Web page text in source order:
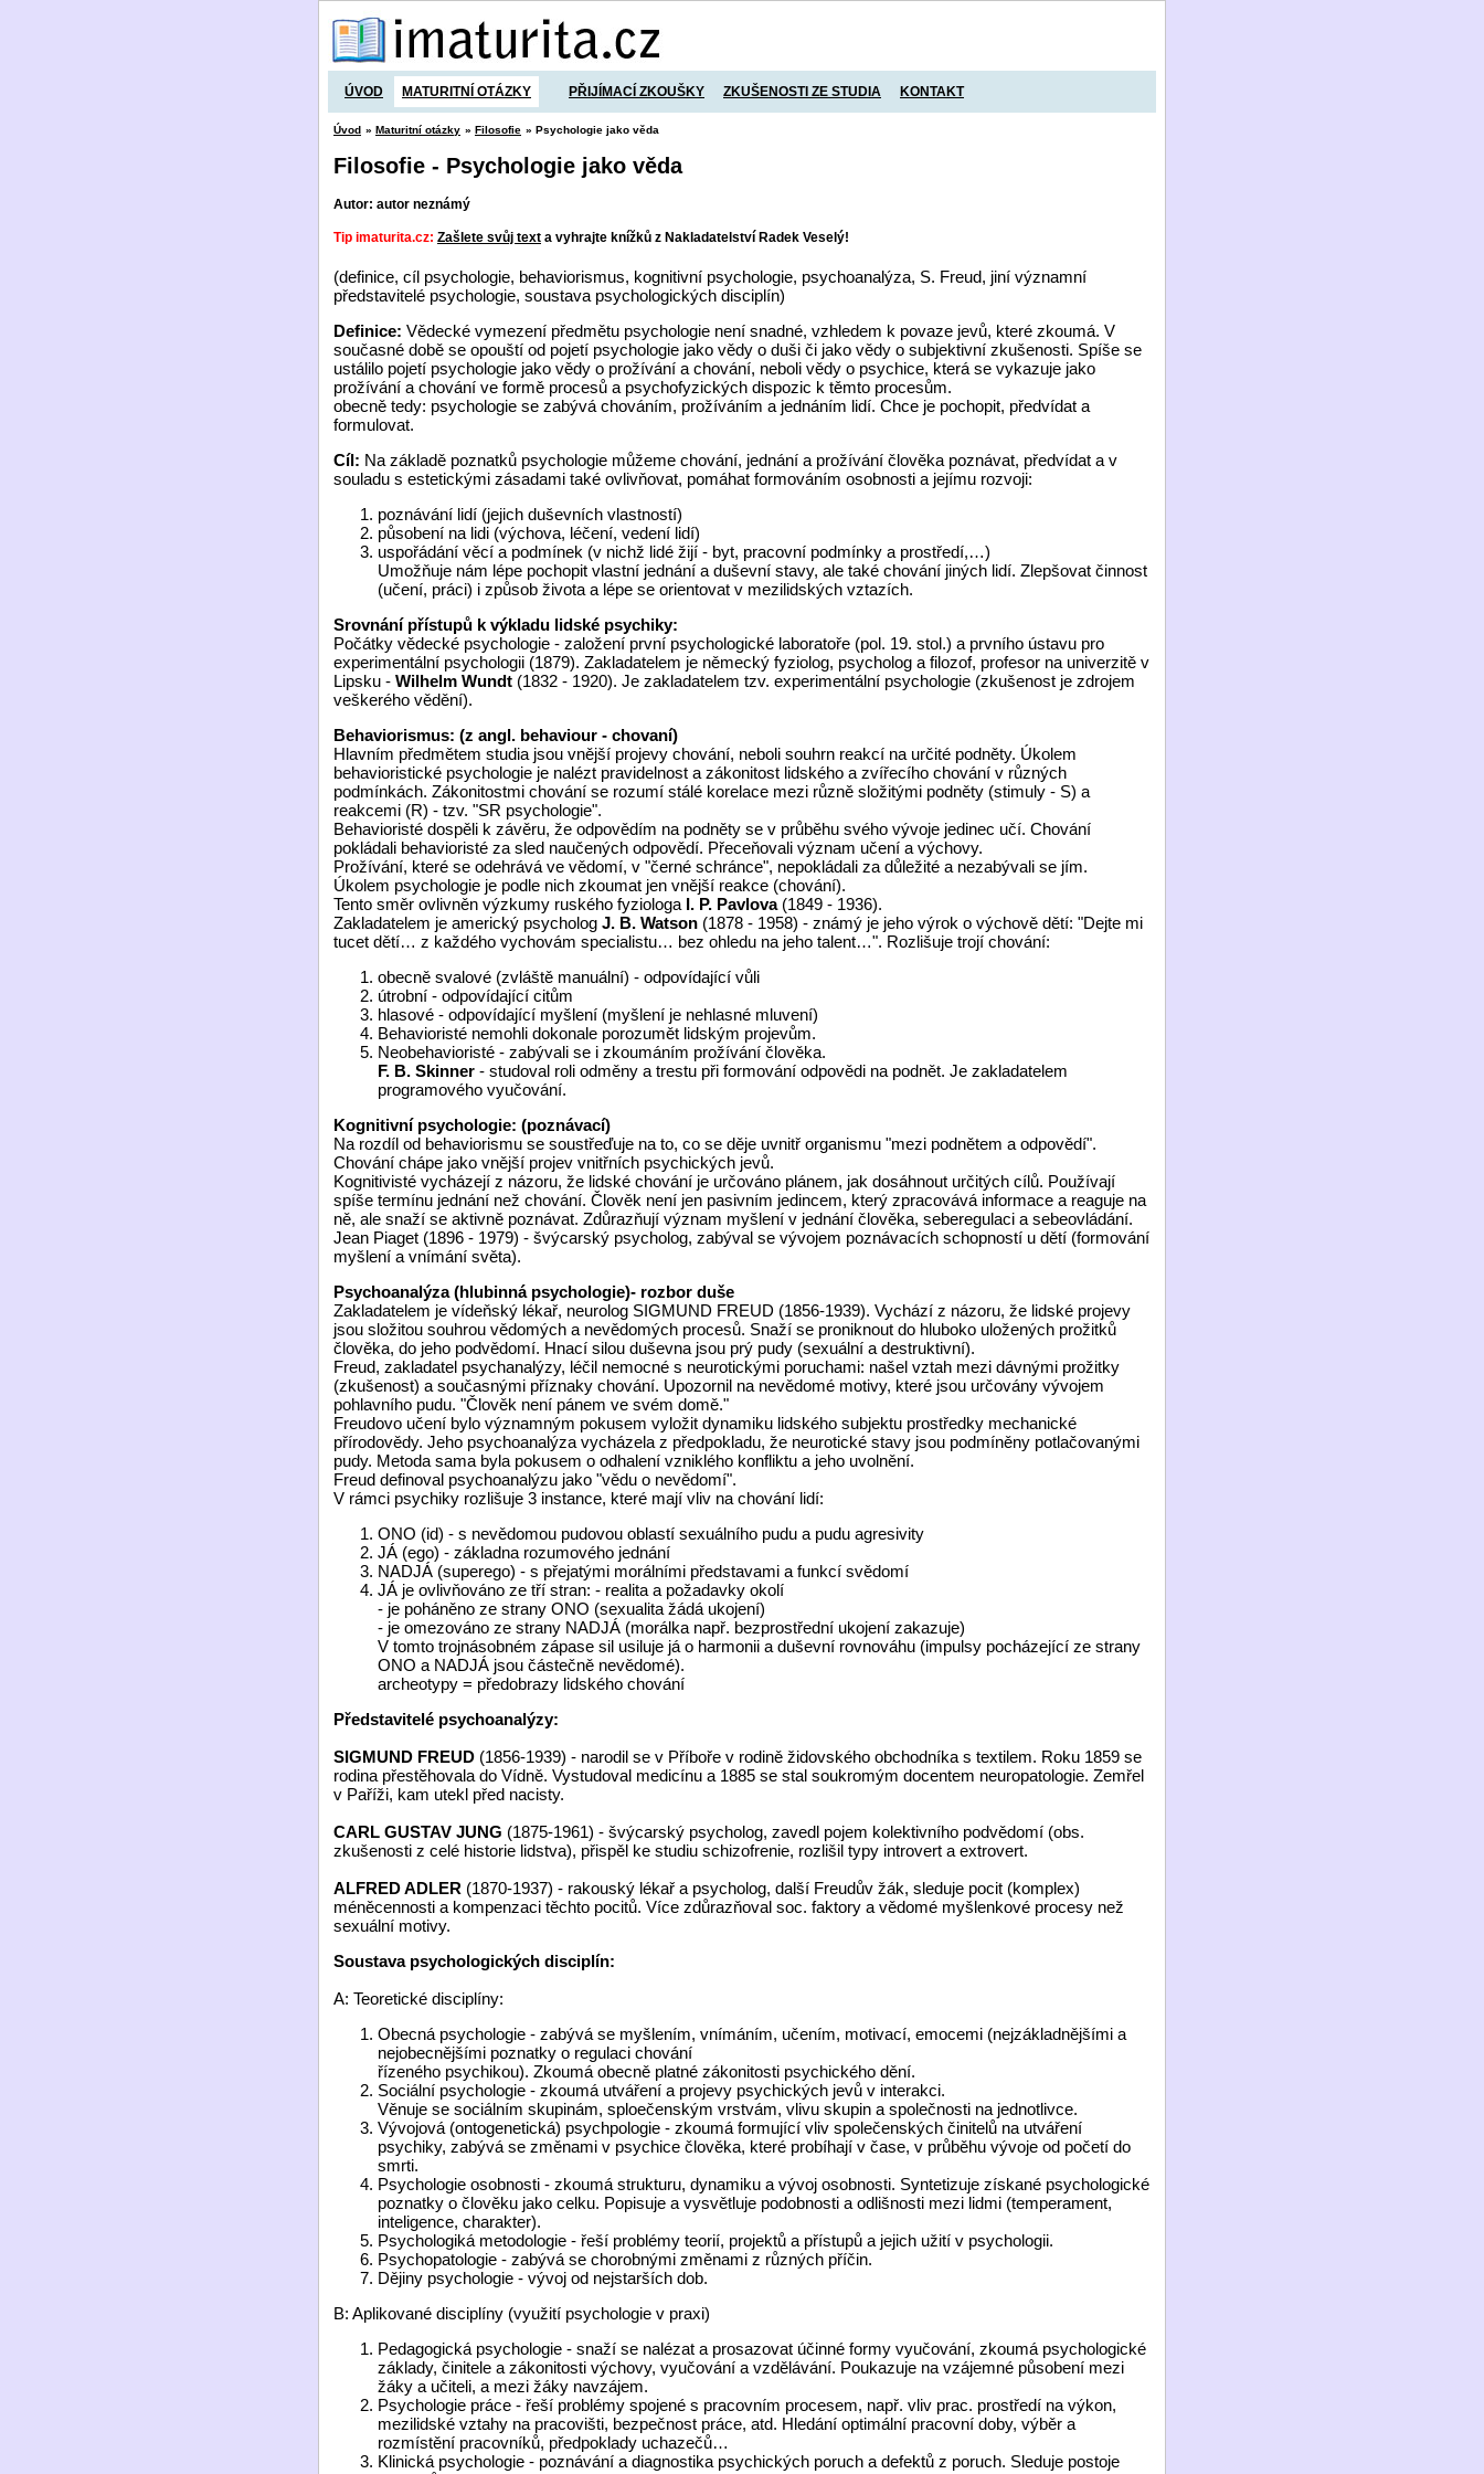
ÚVOD MATURITNÍ OTÁZKY PŘIJÍMACÍ ZKOUŠKY ZKUŠENOSTI ZE STUDIA KONTAKT
Úvod » Maturitní otázky » Filosofie » Psychologie jako věda
Filosofie - Psychologie jako věda
Autor: autor neznámý
Tip imaturita.cz: Zašlete svůj text a vyhrajte knížků z Nakladatelství Radek Veselý!
(definice, cíl psychologie, behaviorismus, kognitivní psychologie, psychoanalýza, S. Freud, jiní významní
představitelé psychologie, soustava psychologických disciplín)
Definice: Vědecké vymezení předmětu psychologie není snadné, vzhledem k povaze jevů, které zkoumá. V
současné době se opouští od pojetí psychologie jako vědy o duši či jako vědy o subjektivní zkušenosti. Spíše se
ustálilo pojetí psychologie jako vědy o prožívání a chování, neboli vědy o psychice, která se vykazuje jako
prožívání a chování ve formě procesů a psychofyzických dispozic k těmto procesům.
obecně tedy: psychologie se zabývá chováním, prožíváním a jednáním lidí. Chce je pochopit, předvídat a
formulovat.
Cíl: Na základě poznatků psychologie můžeme chování, jednání a prožívání člověka poznávat, předvídat a v
souladu s estetickými zásadami také ovlivňovat, pomáhat formováním osobnosti a jejímu rozvoji:
poznávání lidí (jejich duševních vlastností)
působení na lidi (výchova, léčení, vedení lidí)
uspořádání věcí a podmínek (v nichž lidé žijí - byt, pracovní podmínky a prostředí,…)
Umožňuje nám lépe pochopit vlastní jednání a duševní stavy, ale také chování jiných lidí. Zlepšovat činnost
(učení, práci) i způsob života a lépe se orientovat v mezilidských vztazích.
Srovnání přístupů k výkladu lidské psychiky:
Počátky vědecké psychologie - založení první psychologické laboratoře (pol. 19. stol.) a prvního ústavu pro
experimentální psychologii (1879). Zakladatelem je německý fyziolog, psycholog a filozof, profesor na univerzitě v
Lipsku - Wilhelm Wundt (1832 - 1920). Je zakladatelem tzv. experimentální psychologie (zkušenost je zdrojem
veškerého vědění).
Behaviorismus: (z angl. behaviour - chovaní)
Hlavním předmětem studia jsou vnější projevy chování, neboli souhrn reakcí na určité podněty. Úkolem
behavioristické psychologie je nalézt pravidelnost a zákonitost lidského a zvířecího chování v různých
podmínkách. Zákonitostmi chování se rozumí stálé korelace mezi různě složitými podněty (stimuly - S) a
reakcemi (R) - tzv. "SR psychologie".
Behavioristé dospěli k závěru, že odpovědím na podněty se v průběhu svého vývoje jedinec učí. Chování
pokládali behavioristé za sled naučených odpovědí. Přeceňovali význam učení a výchovy.
Prožívání, které se odehrává ve vědomí, v "černé schránce", nepokládali za důležité a nezabývali se jím.
Úkolem psychologie je podle nich zkoumat jen vnější reakce (chování).
Tento směr ovlivněn výzkumy ruského fyziologa I. P. Pavlova (1849 - 1936).
Zakladatelem je americký psycholog J. B. Watson (1878 - 1958) - známý je jeho výrok o výchově dětí: "Dejte mi
tucet dětí… z každého vychovám specialistu… bez ohledu na jeho talent…". Rozlišuje trojí chování:
obecně svalové (zvláště manuální) - odpovídající vůli
útrobní - odpovídající citům
hlasové - odpovídající myšlení (myšlení je nehlasné mluvení)
Behavioristé nemohli dokonale porozumět lidským projevům.
Neobehavioristé - zabývali se i zkoumáním prožívání člověka.
F. B. Skinner - studoval roli odměny a trestu při formování odpovědi na podnět. Je zakladatelem
programového vyučování.
Kognitivní psychologie: (poznávací)
Na rozdíl od behaviorismu se soustřeďuje na to, co se děje uvnitř organismu "mezi podnětem a odpovědí".
Chování chápe jako vnější projev vnitřních psychických jevů.
Kognitivisté vycházejí z názoru, že lidské chování je určováno plánem, jak dosáhnout určitých cílů. Používají
spíše termínu jednání než chování. Člověk není jen pasivním jedincem, který zpracovává informace a reaguje na
ně, ale snaží se aktivně poznávat. Zdůrazňují význam myšlení v jednání člověka, seberegulaci a sebeovládání.
Jean Piaget (1896 - 1979) - švýcarský psycholog, zabýval se vývojem poznávacích schopností u dětí (formování
myšlení a vnímání světa).
Psychoanalýza (hlubinná psychologie)- rozbor duše
Zakladatelem je vídeňský lékař, neurolog SIGMUND FREUD (1856-1939). Vychází z názoru, že lidské projevy
jsou složitou souhrou vědomých a nevědomých procesů. Snaží se proniknout do hluboko uložených prožitků
člověka, do jeho podvědomí. Hnací silou duševna jsou prý pudy (sexuální a destruktivní).
Freud, zakladatel psychanalýzy, léčil nemocné s neurotickými poruchami: našel vztah mezi dávnými prožitky
(zkušenost) a současnými příznaky chování. Upozornil na nevědomé motivy, které jsou určovány vývojem
pohlavního pudu. "Člověk není pánem ve svém domě."
Freudovo učení bylo významným pokusem vyložit dynamiku lidského subjektu prostředky mechanické
přírodovědy. Jeho psychoanalýza vycházela z předpokladu, že neurotické stavy jsou podmíněny potlačovanými
pudy. Metoda sama byla pokusem o odhalení vzniklého konfliktu a jeho uvolnění.
Freud definoval psychoanalýzu jako "vědu o nevědomí".
V rámci psychiky rozlišuje 3 instance, které mají vliv na chování lidí:
ONO (id) - s nevědomou pudovou oblastí sexuálního pudu a pudu agresivity
JÁ (ego) - základna rozumového jednání
NADJÁ (superego) - s přejatými morálními představami a funkcí svědomí
JÁ je ovlivňováno ze tří stran: - realita a požadavky okolí
- je poháněno ze strany ONO (sexualita žádá ukojení)
- je omezováno ze strany NADJÁ (morálka např. bezprostřední ukojení zakazuje)
V tomto trojnásobném zápase sil usiluje já o harmonii a duševní rovnováhu (impulsy pocházející ze strany
ONO a NADJÁ jsou částečně nevědomé).
archeotypy = předobrazy lidského chování
Představitelé psychoanalýzy:
SIGMUND FREUD (1856-1939) - narodil se v Příboře v rodině židovského obchodníka s textilem. Roku 1859 se
rodina přestěhovala do Vídně. Vystudoval medicínu a 1885 se stal soukromým docentem neuropatologie. Zemřel
v Paříži, kam utekl před nacisty.
CARL GUSTAV JUNG (1875-1961) - švýcarský psycholog, zavedl pojem kolektivního podvědomí (obs.
zkušenosti z celé historie lidstva), přispěl ke studiu schizofrenie, rozlišil typy introvert a extrovert.
ALFRED ADLER (1870-1937) - rakouský lékař a psycholog, další Freudův žák, sleduje pocit (komplex)
méněcennosti a kompenzaci těchto pocitů. Více zdůrazňoval soc. faktory a vědomé myšlenkové procesy než
sexuální motivy.
Soustava psychologických disciplín:
A: Teoretické disciplíny:
Obecná psychologie - zabývá se myšlením, vnímáním, učením, motivací, emocemi (nejzákladnějšími a
nejobecnějšími poznatky o regulaci chování
řízeného psychikou). Zkoumá obecně platné zákonitosti psychického dění.
Sociální psychologie - zkoumá utváření a projevy psychických jevů v interakci.
Věnuje se sociálním skupinám, sploečenským vrstvám, vlivu skupin a společnosti na jednotlivce.
Vývojová (ontogenetická) psychpologie - zkoumá formující vliv společenských činitelů na utváření
psychiky, zabývá se změnami v psychice člověka, které probíhají v čase, v průběhu vývoje od početí do
smrti.
Psychologie osobnosti - zkoumá strukturu, dynamiku a vývoj osobnosti. Syntetizuje získané psychologické
poznatky o člověku jako celku. Popisuje a vysvětluje podobnosti a odlišnosti mezi lidmi (temperament,
inteligence, charakter).
Psychologiká metodologie - řeší problémy teorií, projektů a přístupů a jejich užití v psychologii.
Psychopatologie - zabývá se chorobnými změnami z různých příčin.
Dějiny psychologie - vývoj od nejstarších dob.
B: Aplikované disciplíny (využití psychologie v praxi)
Pedagogická psychologie - snaží se nalézat a prosazovat účinné formy vyučování, zkoumá psychologické
základy, činitele a zákonitosti výchovy, vyučování a vzdělávání. Poukazuje na vzájemné působení mezi
žáky a učiteli, a mezi žáky navzájem.
Psychologie práce - řeší problémy spojené s pracovním procesem, např. vliv prac. prostředí na výkon,
mezilidské vztahy na pracovišti, bezpečnost práce, atd. Hledání optimální pracovní doby, výběr a
rozmístění pracovníků, předpoklady uchazečů…
Klinická psychologie - poznávání a diagnostika psychických poruch a defektů z poruch. Sleduje postoje